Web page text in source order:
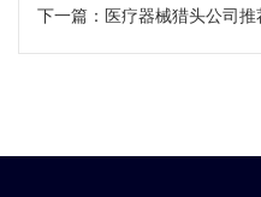
下一篇： 医疗器械猎头公司